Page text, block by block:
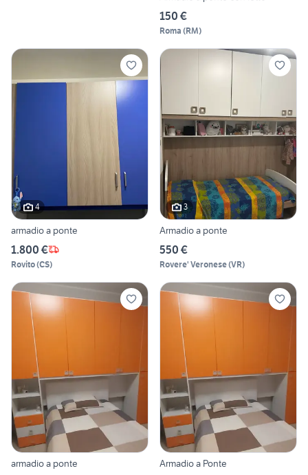
150 €
Roma (RM)
4
armadio a ponte
1.800 €
Rovito(CS)
3
Armadio a ponte
550 €
Rovere' Veronese(VR)
armadio a ponte Armadio a Ponte